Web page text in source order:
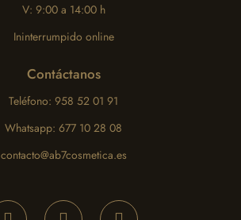
V: 9:00 a 14:00 h
Ininterrumpido online
Contáctanos
Teléfono: 958 52 01 91
Whatsapp: 677 10 28 08
contacto@ab7cosmetica.es